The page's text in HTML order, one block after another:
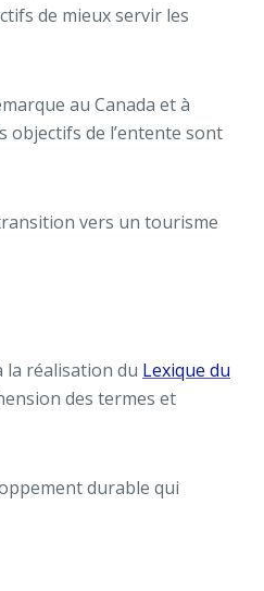
de mieux servir les
au Canada et à
objectifs de l’entente sont
vers un tourisme
la réalisation du Lexique du
des termes et
durable qui